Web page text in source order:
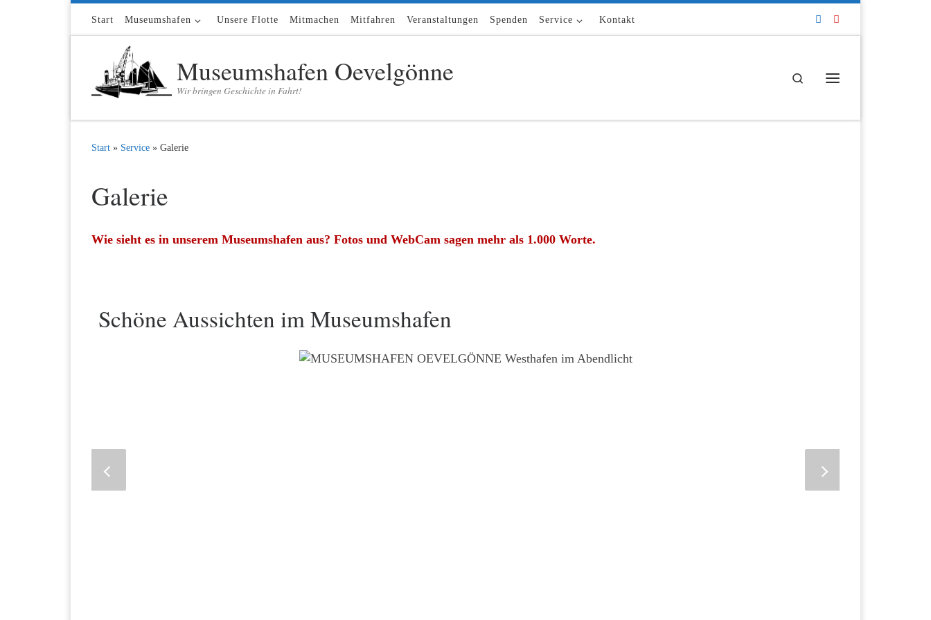
Zum Inhalt springen
Start Museumshafen Unsere Flotte Mitmachen Mitfahren Veranstaltungen Spenden Service Kontakt
Museumshafen Oevelgönne
Wir bringen Geschichte in Fahrt!
Search
Start » Service » Galerie
Galerie
Wie sieht es in unserem Museumshafen aus? Fotos und WebCam sagen mehr als 1.000 Worte.
Schöne Aussichten im Museumshafen